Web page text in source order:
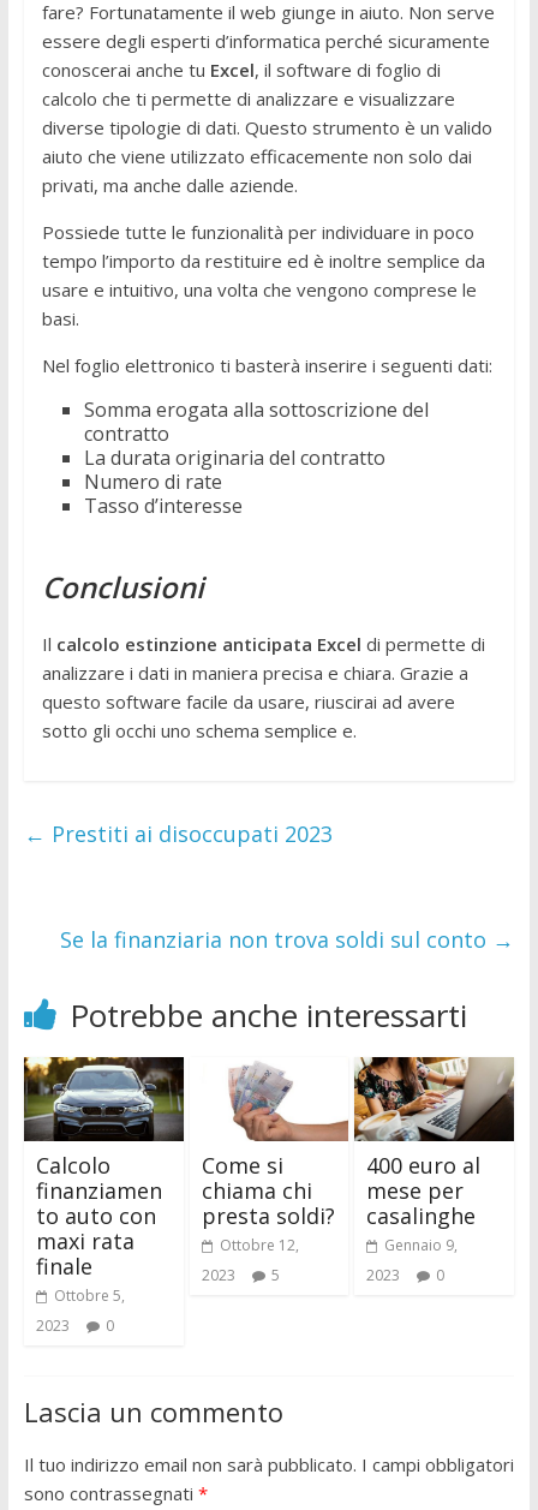
fare? Fortunatamente il web giunge in aiuto. Non serve
essere degli esperti d’informatica perché sicuramente
conoscerai anche tu Excel, il software di foglio di
calcolo che ti permette di analizzare e visualizzare
diverse tipologie di dati. Questo strumento è un valido
aiuto che viene utilizzato efficacemente non solo dai
privati, ma anche dalle aziende.
Possiede tutte le funzionalità per individuare in poco
tempo l’importo da restituire ed è inoltre semplice da
usare e intuitivo, una volta che vengono comprese le
basi.
Nel foglio elettronico ti basterà inserire i seguenti dati:
Somma erogata alla sottoscrizione del
contratto
La durata originaria del contratto
Numero di rate
Tasso d’interesse
Conclusioni
Il calcolo estinzione anticipata Excel di permette di
analizzare i dati in maniera precisa e chiara. Grazie a
questo software facile da usare, riuscirai ad avere
sotto gli occhi uno schema semplice e.
← Prestiti ai disoccupati 2023
Se la finanziaria non trova soldi sul conto →
Potrebbe anche interessarti
Calcolo
finanziamen
to auto con
maxi rata
finale
Ottobre 5,
2023
0
Come si
chiama chi
presta soldi?
Ottobre 12,
2023
5
400 euro al
mese per
casalinghe
Gennaio 9,
2023
0
Lascia un commento
Il tuo indirizzo email non sarà pubblicato. I campi obbligatori
sono contrassegnati *